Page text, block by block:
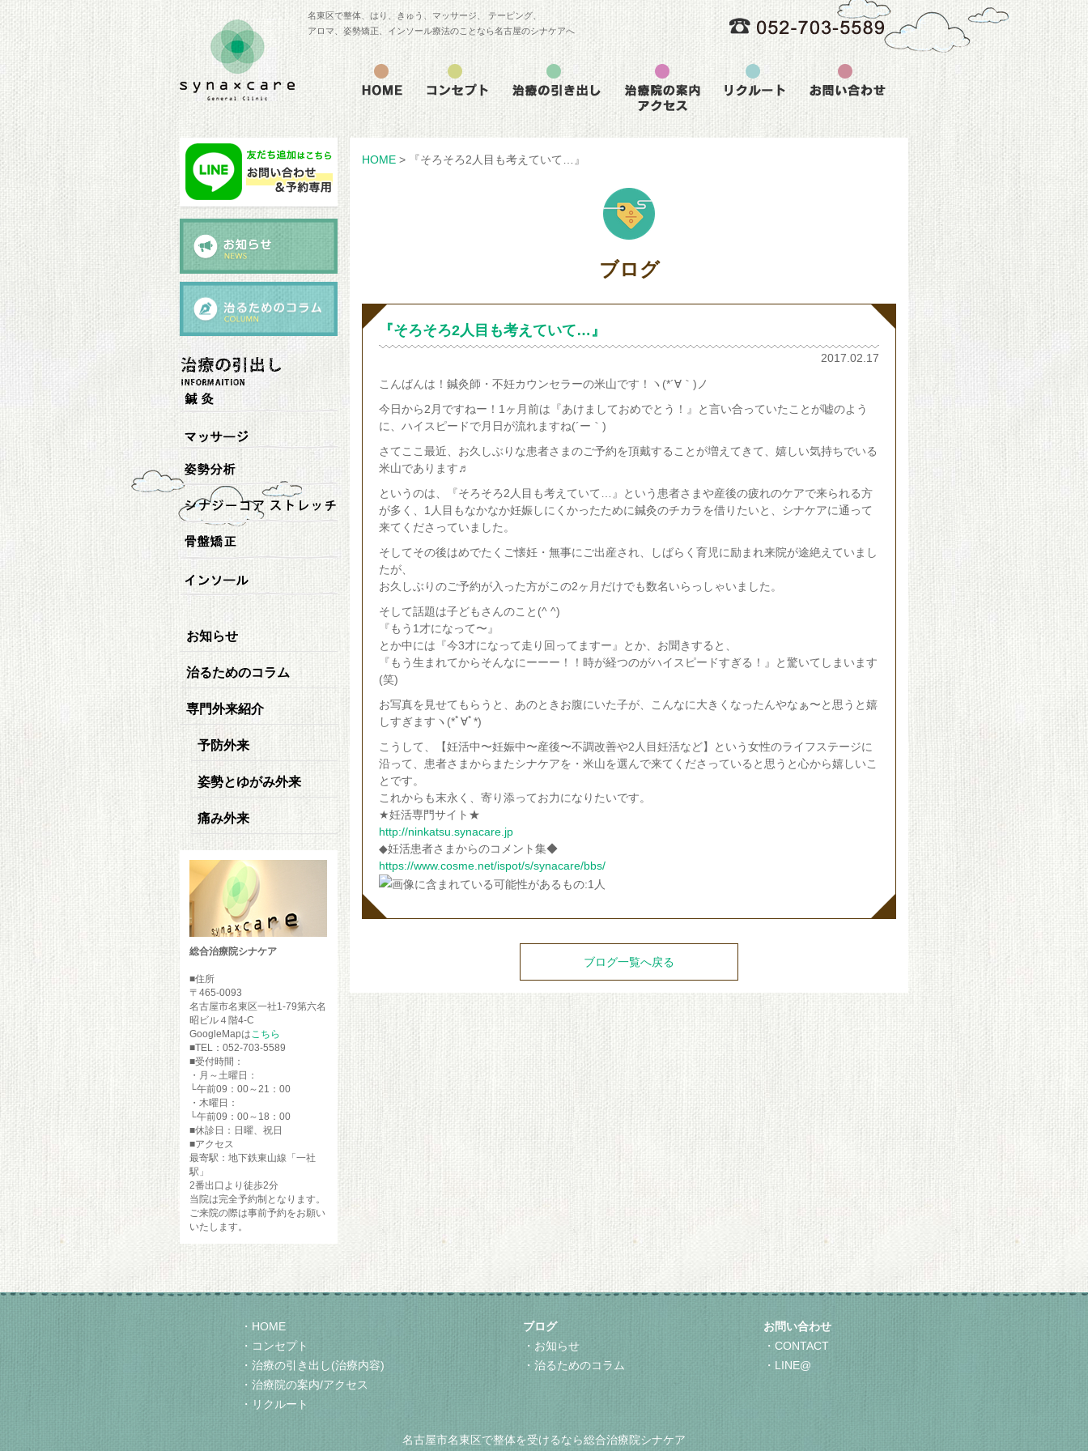
名東区で整体、はり、きゅう、マッサージ、 テーピング、
アロマ、姿勢矯正、インソール療法のことなら名古屋のシナケアへ
お知らせ
治るためのコラム
専門外来紹介
予防外来
姿勢とゆがみ外来
痛み外来
総合治療院シナケア
■住所
〒465-0093
名古屋市名東区一社1-79第六名
昭ビル４階4-C
GoogleMapはこちら
■TEL：052-703-5589
■受付時間：
・月～土曜日：
└午前09：00～21：00
・木曜日：
└午前09：00～18：00
■休診日：日曜、祝日
■アクセス
最寄駅：地下鉄東山線「一社
駅」
2番出口より徒歩2分
当院は完全予約制となります。
ご来院の際は事前予約をお願い
いたします。
HOME > 『そろそろ2人目も考えていて…』
ブログ
『そろそろ2人目も考えていて…』
2017.02.17
こんばんは！鍼灸師・不妊カウンセラーの米山です！ヽ(*´∀｀)ノ
今日から2月ですねー！1ヶ月前は『あけましておめでとう！』と言い合っていたことが嘘のよう
に、ハイスピードで月日が流れますね(´ー｀)
さてここ最近、お久しぶりな患者さまのご予約を頂戴することが増えてきて、嬉しい気持ちでいる
米山であります♬
というのは、『そろそろ2人目も考えていて…』という患者さまや産後の疲れのケアで来られる方
が多く、1人目もなかなか妊娠しにくかったために鍼灸のチカラを借りたいと、シナケアに通って
来てくださっていました。
そしてその後はめでたくご懐妊・無事にご出産され、しばらく育児に励まれ来院が途絶えていまし
たが、
お久しぶりのご予約が入った方がこの2ヶ月だけでも数名いらっしゃいました。
そして話題は子どもさんのこと(^ ^)
『もう1才になって〜』
とか中には『今3才になって走り回ってますー』とか、お聞きすると、
『もう生まれてからそんなにーーー！！時が経つのがハイスピードすぎる！』と驚いてしまいます
(笑)
お写真を見せてもらうと、あのときお腹にいた子が、こんなに大きくなったんやなぁ〜と思うと嬉
しすぎますヽ(*ﾟ∀ﾟ*)
こうして、【妊活中〜妊娠中〜産後〜不調改善や2人目妊活など】という女性のライフステージに
沿って、患者さまからまたシナケアを・米山を選んで来てくださっていると思うと心から嬉しいこ
とです。
これからも末永く、寄り添ってお力になりたいです。
★妊活専門サイト★
http://ninkatsu.synacare.jp
◆妊活患者さまからのコメント集◆
https://www.cosme.net/ispot/s/synacare/bbs/
ブログ一覧へ戻る
HOME
コンセプト
治療の引き出し(治療内容)
治療院の案内/アクセス
リクルート
ブログ
お知らせ
治るためのコラム
お問い合わせ
CONTACT
LINE@
名古屋市名東区で整体を受けるなら総合治療院シナケア